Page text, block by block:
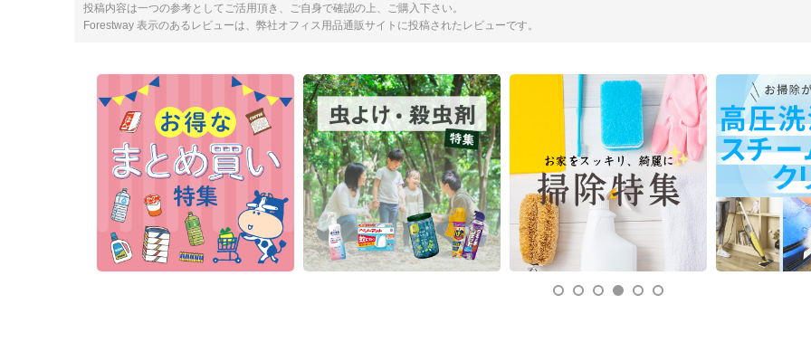
投稿内容は一つの参考としてご活用頂き、ご自身で確認の上、ご購入下さい。
Forestway 表示のあるレビューは、弊社オフィス用品通販サイトに投稿されたレビューです。